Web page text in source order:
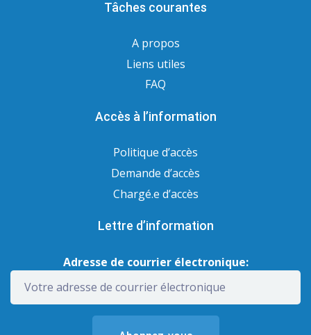
Tâches courantes
A propos
Liens utiles
FAQ
Accès à l’information
Politique d’accès
Demande d’accès
Chargé.e d’accès
Lettre d’information
Adresse de courrier électronique: